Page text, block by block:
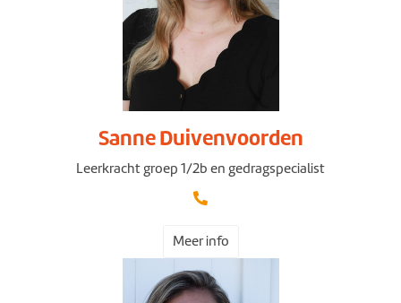
Sanne Duivenvoorden
Leerkracht groep 1/2b en gedragspecialist
Meer info